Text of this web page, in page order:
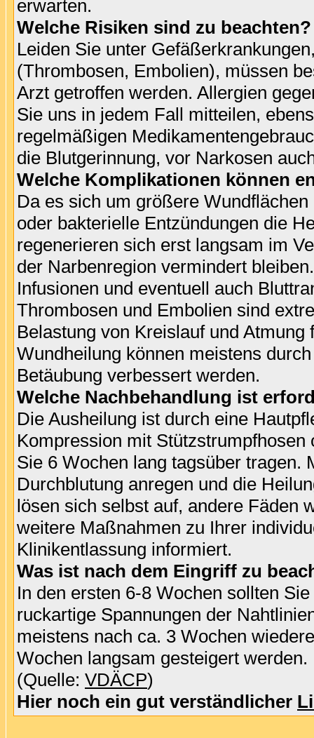
erwarten.
Welche Risiken sind zu beachten?
Leiden Sie unter
(Thrombosen, Embolien), müssen
Arzt getroffen werden. Allergien
Sie uns in jedem Fall mitteilen,
regelmäßigen
die Blutgerinnung, vor Narkosen
Welche Komplikationen können
Da es sich um größere
oder bakterielle Entzündungen die
regenerieren sich erst langsam im
der Narbenregion vermindert
Infusionen und eventuell auch
Thrombosen und Embolien sind
Belastung von Kreislauf und
Wundheilung können meistens
Betäubung verbessert werden.
Welche Nachbehandlung ist
Die Ausheilung ist durch eine
Kompression mit
Sie 6 Wochen lang tagsüber tragen.
Durchblutung anregen und die
lösen sich selbst auf, andere Fäden
weitere Maßnahmen zu Ihrer
Klinikentlassung informiert.
Was ist nach dem Eingriff zu
In den ersten 6-8 Wochen sollten
ruckartige Spannungen der
meistens nach ca. 3 Wochen
Wochen langsam gesteigert werden.
(Quelle: VDÄCP)
Hier noch ein gut verständlicher